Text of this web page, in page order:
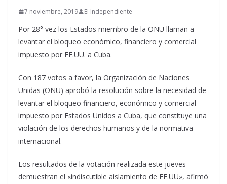
7 noviembre, 2019 El Independiente
Por 28° vez los Estados miembro de la ONU llaman a
levantar el bloqueo económico, financiero y comercial
impuesto por EE.UU. a Cuba.
Con 187 votos a favor, la Organización de Naciones
Unidas (ONU) aprobó la resolución sobre la necesidad de
levantar el bloqueo financiero, económico y comercial
impuesto por Estados Unidos a Cuba, que constituye una
violación de los derechos humanos y de la normativa
internacional.
Los resultados de la votación realizada este jueves
demuestran el «indiscutible aislamiento de EE.UU», afirmó